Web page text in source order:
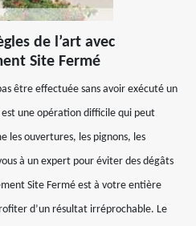
de l’art avec
Site Fermé
être effectuée sans avoir exécuté un
une opération difficile qui peut
les ouvertures, les pignons, les
à un expert pour éviter des dégâts
Site Fermé est à votre entière
d’un résultat irréprochable. Le